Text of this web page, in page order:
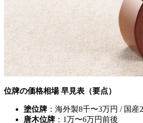
位牌の価格相場 早見表（要点）
塗位牌 ：海外製8千〜3万円 / 国産
唐木位牌 ：1万〜6万円前後